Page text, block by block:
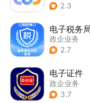
2.3
电子税务
政企业务
2.7
电子证件
政企业务
3.7